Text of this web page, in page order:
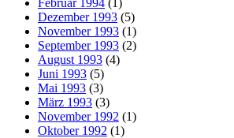
Dezember 1993 (5)
November 1993 (1)
September 1993 (2)
August 1993 (4)
Juni 1993 (5)
Mai 1993 (3)
März 1993 (3)
November 1992 (1)
Oktober 1992 (1)